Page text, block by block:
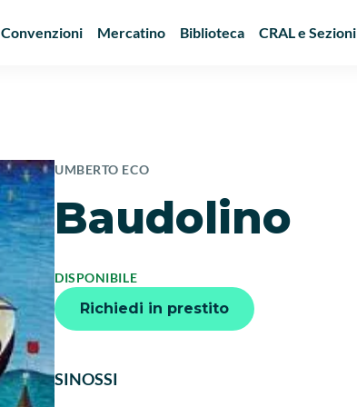
Convenzioni Mercatino Biblioteca CRAL e Sezioni
UMBERTO ECO
Baudolino
DISPONIBILE
Richiedi in prestito
SINOSSI